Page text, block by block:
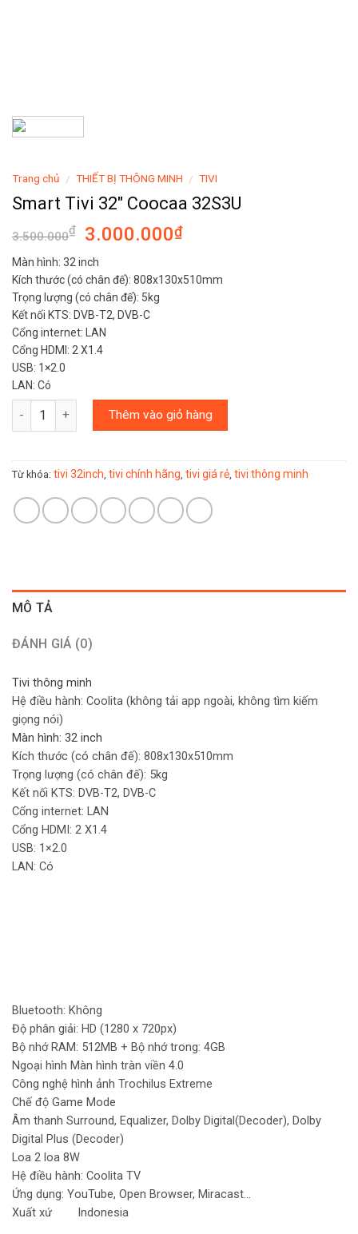
Trang chủ / THIẾT BỊ THÔNG MINH / TIVI
Smart Tivi 32″ Coocaa 32S3U
3.500.000₫ 3.000.000₫
Màn hình: 32 inch
Kích thước (có chân đế): 808x130x510mm
Trọng lượng (có chân đế): 5kg
Kết nối KTS: DVB-T2, DVB-C
Cổng internet: LAN
Cổng HDMI: 2 X1.4
USB: 1×2.0
LAN: Có
Số lượng Thêm vào giỏ hàng
Từ khóa: tivi 32inch, tivi chính hãng, tivi giá rẻ, tivi thông minh
MÔ TẢ
ĐÁNH GIÁ (0)
Tivi thông minh
Hệ điều hành: Coolita (không tải app ngoài, không tìm kiếm
giọng nói)
Màn hình: 32 inch
Kích thước (có chân đế): 808x130x510mm
Trọng lượng (có chân đế): 5kg
Kết nối KTS: DVB-T2, DVB-C
Cổng internet: LAN
Cổng HDMI: 2 X1.4
USB: 1×2.0
LAN: Có
Bluetooth: Không
Độ phân giải: HD (1280 x 720px)
Bộ nhớ RAM: 512MB + Bộ nhớ trong: 4GB
Ngoại hình Màn hình tràn viền 4.0
Công nghệ hình ảnh Trochilus Extreme
Chế độ Game Mode
Âm thanh Surround, Equalizer, Dolby Digital(Decoder), Dolby
Digital Plus (Decoder)
Loa 2 loa 8W
Hệ điều hành: Coolita TV
Ứng dụng: YouTube, Open Browser, Miracast…
Xuất xứ Indonesia